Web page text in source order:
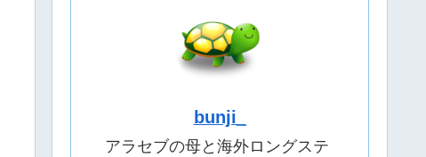
bunji_
アラセブの母と海外ロングステ